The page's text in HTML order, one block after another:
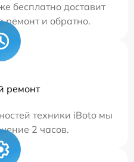
бесплатно доставит
ремонт и обратно.
ремонт
техники iBoto мы
2 часов.